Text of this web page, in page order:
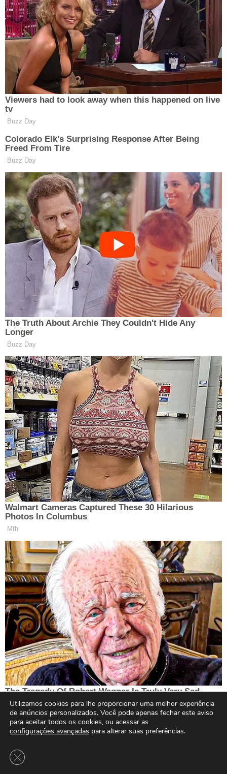
Utilizamos cookies para lhe proporcionar uma melhor experiência
de anúncios personalizados. Você pode apenas fechar este aviso
para aceitar todos os cookies, ou acessar as
configurações avançadas para alterar suas preferências.
Close GDPR Cookie Banner